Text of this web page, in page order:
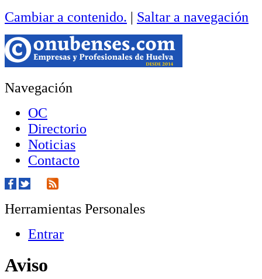
Cambiar a contenido. | Saltar a navegación
Navegación
OC
Directorio
Noticias
Contacto
Herramientas Personales
Entrar
Aviso